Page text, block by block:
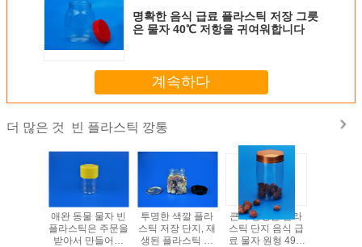
명확한 음식 급료 플라스틱 저장 그릇
은 물자 40℃ 저항을 귀여워합니다
계속하다
더 많은 것 빈 플라스틱 깡통
애완 동물 물자 빈
플라스틱은 주문을
받아서 만들어진
투명한 색깔 플라
스틱 저장 단지, 재
생된 플라스틱 음
큰 수용량은 플라
스틱 단지 음식 급
료 물자 원형 49G